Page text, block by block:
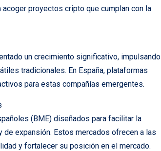
proyectos cripto que cumplan con la
un crecimiento significativo, impulsando
tradicionales. En España, plataformas
para estas compañías emergentes.
(BME) diseñados para facilitar la
expansión. Estos mercados ofrecen a las
y fortalecer su posición en el mercado.